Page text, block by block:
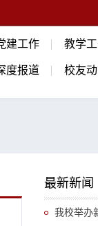
建工作 教学
度报道 校友
最新新闻
我校举办